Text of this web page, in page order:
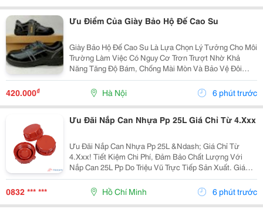
Ưu Điểm Của Giày Bảo Hộ Đế Cao Su
Giày Bảo Hộ Đế Cao Su Là Lựa Chọn Lý Tưởng Cho Môi
Trường Làm Việc Có Nguy Cơ Trơn Trượt Nhờ Khả
Năng Tăng Độ Bám, Chống Mài Mòn Và Bảo Vệ Đôi
Chân Hiệu Quả. Chất Liệu Đế Cao Su Giúp Giảm Nguy
Cơ Tai Nạn, Hỗ Trợ Người Lao Động Di Chuyển An
Toàn, Linh...
420.000₫ Hà Nội 6 phút trước
Ưu Đãi Nắp Can Nhựa Pp 25L Giá Chỉ Từ 4.Xxx
Ưu Đãi Nắp Can Nhựa Pp 25L &Ndash; Giá Chỉ Từ
4.Xxx! Tiết Kiệm Chi Phí, Đảm Bảo Chất Lượng Với
Nắp Can 25L Pp Do Triệu Vũ Trực Tiếp Sản Xuất. Giá
Ưu Đãi Chỉ Từ 4.Xxx/Cái (Giá Cũ 7.Xxx/Cái). ✅ Nhựa
Pp Nguyên Sinh Bền Chắc, Chịu Nhiệt Và Kháng...
0832 *** *** Hồ Chí Minh 6 phút trước